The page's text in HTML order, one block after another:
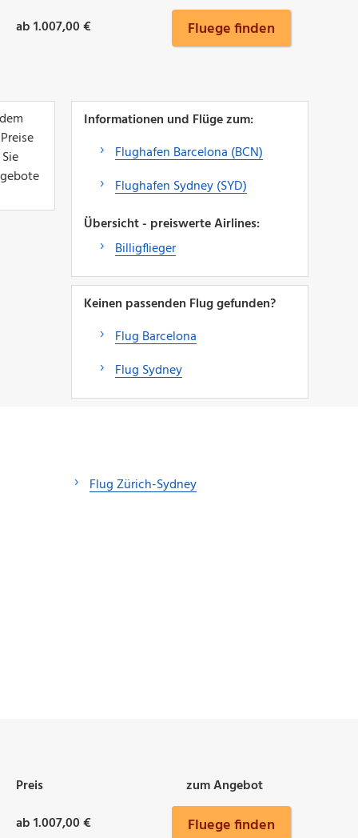
ab 1.007,00 € Fluege finden
Informationen und Flüge zum:
Flughafen Barcelona (BCN)
Flughafen Sydney (SYD)
Übersicht - preiswerte Airlines:
Billigflieger
Keinen passenden Flug gefunden?
Flug Barcelona
Flug Sydney
Flug Zürich-Sydney
Preis
zum Angebot
ab 1.007,00 €
Fluege finden